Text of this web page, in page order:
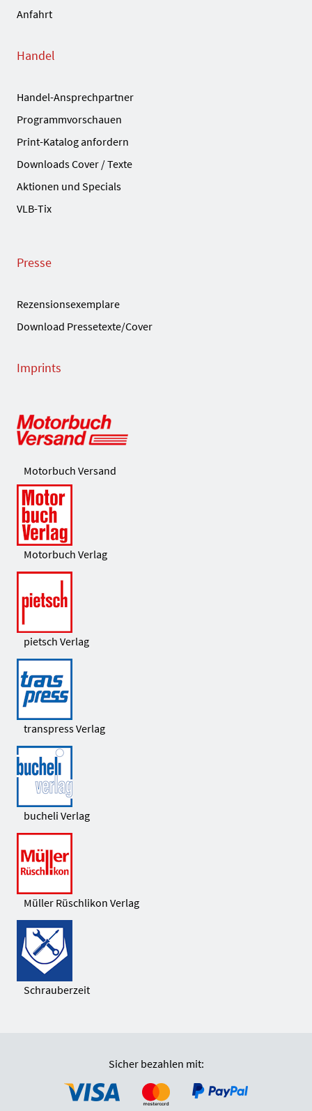
Anfahrt
Handel
Handel-Ansprechpartner
Programmvorschauen
Print-Katalog anfordern
Downloads Cover / Texte
Aktionen und Specials
VLB-Tix
Presse
Rezensionsexemplare
Download Pressetexte/Cover
Imprints
Motorbuch Versand
Motorbuch Verlag
pietsch Verlag
transpress Verlag
bucheli Verlag
Müller Rüschlikon Verlag
Schrauberzeit
Sicher bezahlen mit: